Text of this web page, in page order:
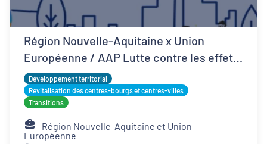
Région Nouvelle-Aquitaine x Union
Européenne / AAP Lutte contre les effets
d'îlots de chaleur urbains
Développement territorial
Revitalisation des centres-bourgs et centres-villes
Transitions
Région Nouvelle-Aquitaine et Union
Européenne